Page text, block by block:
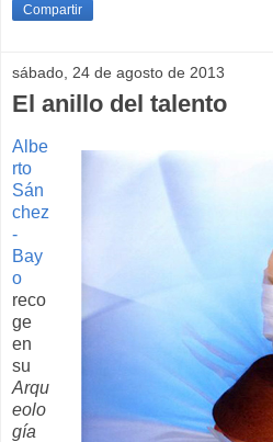
Compartir
sábado, 24 de agosto de 2013
El anillo del talento
Albe
rto
Sán
chez
-
Bay
o
reco
ge
en
su
Arqu
eolo
gía